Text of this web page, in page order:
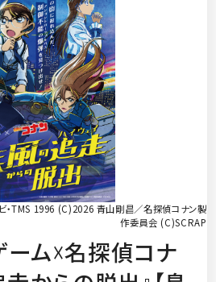
・TMS 1996 (C)2026 青山剛昌／名探偵コナン製
作委員会 (C)SCRAP
ーム☓名探偵コナ